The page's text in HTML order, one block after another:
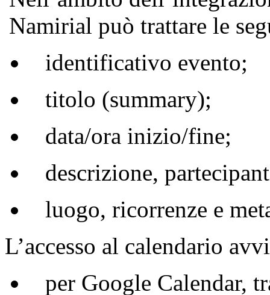
Namirial può trattare le
identificativo evento;
titolo (summary);
data/ora inizio/fine;
descrizione,
luogo, ricorrenze e
L’accesso al calendario
per Google Calendar,